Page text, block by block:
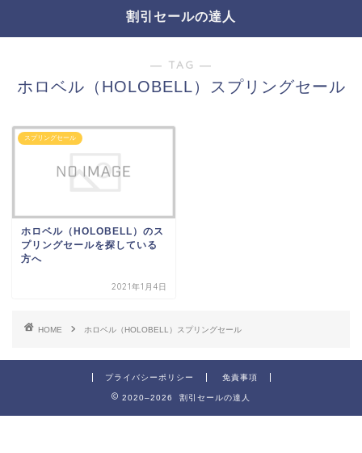
割引セールの達人
― TAG ―
ホロベル（HOLOBELL）スプリングセール
スプリングセール
ホロベル（HOLOBELL）のス
プリングセールを探している
方へ
2021年1月4日
HOME ホロベル（HOLOBELL）スプリングセール
プライバシーポリシー 免責事項
2020–2026 割引セールの達人